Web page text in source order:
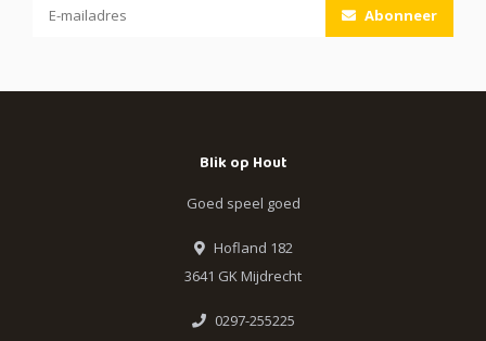
Abonneer
Blik op Hout
Goed speel goed
Hofland 182
3641 GK Mijdrecht
0297-255225